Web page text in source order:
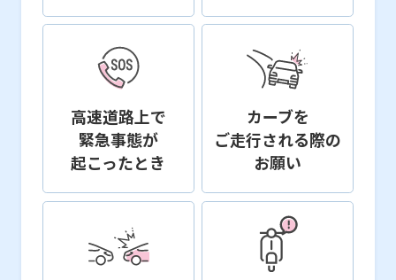
高速道路上で
緊急事態が
起こったとき
カーブを
ご走行される際の
お願い